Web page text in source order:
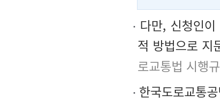
다만, 신청인
적 방법으로 지
로교통법 시행
한국도로교통